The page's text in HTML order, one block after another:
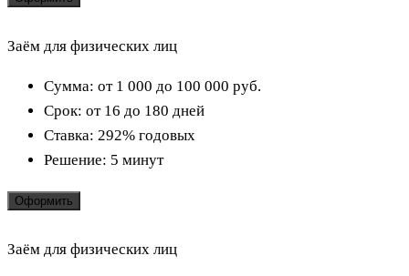
Заём для физических лиц
Сумма: от 1 000 до 100 000 руб.
Срок: от 16 до 180 дней
Ставка: 292% годовых
Решение: 5 минут
Оформить
Заём для физических лиц